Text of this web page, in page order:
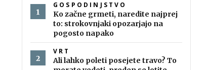
GOSPODINJSTVO
Ko začne grmeti, naredite najprej
to: strokovnjaki opozarjajo na
pogosto napako
VRT
Ali lahko poleti posejete travo? To